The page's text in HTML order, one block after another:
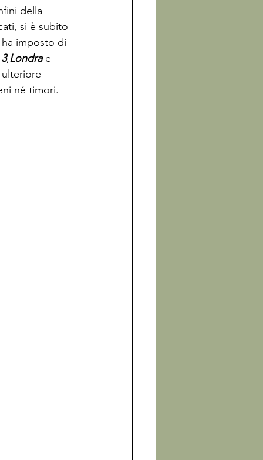
della
si è subito
imposto di
,Londra e
né timori.